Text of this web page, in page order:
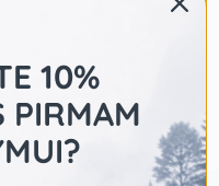
10%
PIRMAM